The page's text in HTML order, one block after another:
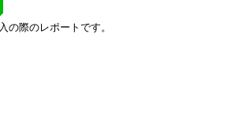
際のレポートです。